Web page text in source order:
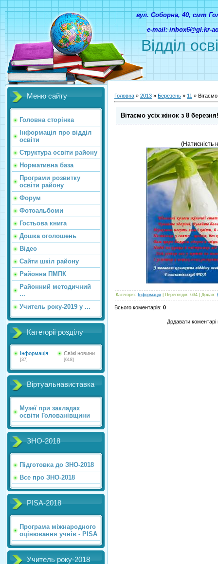
Відділ
вул. Соборна, 40, смт
e-mail: inbox6@gl.kr-
Меню сайту
Головна сторінка
Інформація про відділ
освіти
Структура освіти району
Нормативна база
Програми розвитку
освіти району
Форум
Фотоальбоми
Гостьова книга
Дошка оголошень
Відео
Сайти шкіл району
Районна ПМПК
Районний методичний
...
Учитель року-2019 у ...
Категорії розділу
Інформація
[37]
Свіжі новини
[618]
Віртуальнавиставка
Музеї при закладах
освіти Голованівщини
ЗНО-2018
Підготовка до ЗНО-2018
Все про ЗНО-2018
PISA-2018
Програма міжнародного
оцінювання учнів - PISA
Учитель року-2018
Головна » 2013 » Березень » 11 »
Вітаємо усіх жінок з 8 березня!
(Натисність
Категорія: Інформація Переглядів: 634 Додав:
Всього коментарів: 0
Додавати